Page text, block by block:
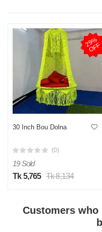
2
9
%
O
F
F
30 Inch Bou Dolna
(0)
19 Sold
Tk 5,765 Tk 8,134
Customers